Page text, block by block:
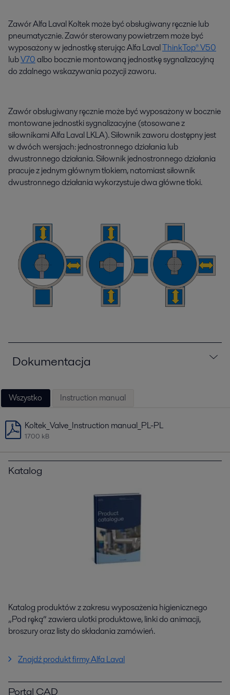
Zawór Alfa Laval Koltek może być obsługiwany ręcznie lub
pneumatycznie. Zawór sterowany powietrzem może być
wyposażony w jednostkę sterując Alfa LavalThinkTop® V50
lubV70albo bocznie montowaną jednostkę sygnalizacyjną
do zdalnego wskazywania pozycji zaworu.
Zawór obsługiwany ręcznie może być wyposażony w bocznie
montowane jednostki sygnalizacyjne (stosowane z
siłownikami Alfa Laval LKLA). Siłownik zaworu dostępny jest
w dwóch wersjach: jednostronnego działania lub
dwustronnego działania. Siłownik jednostronnego działania
pracuje z jednym głównym tłokiem, natomiast siłownik
dwustronnego działania wykorzystuje dwa główne tłoki.
Dokumentacja
Wszystko Instruction manual
Koltek_Valve_Instruction manual_PL-PL
1700 kB
Katalog
Katalog produktów z zakresu wyposażenia higienicznego
„Pod ręką” zawiera ulotki produktowe, linki do animacji,
broszury oraz listy do składania zamówień.
Znajdź produkt firmy Alfa Laval
Portal CAD